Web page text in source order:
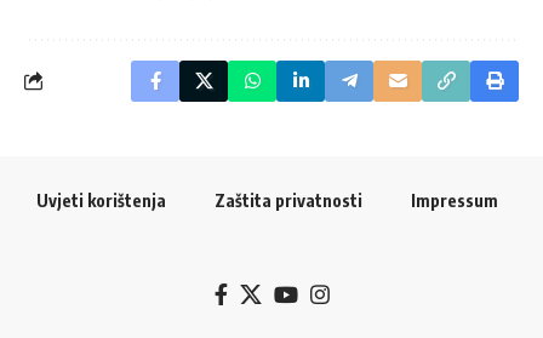
Uvjeti korištenja Zaštita privatnosti Impressum